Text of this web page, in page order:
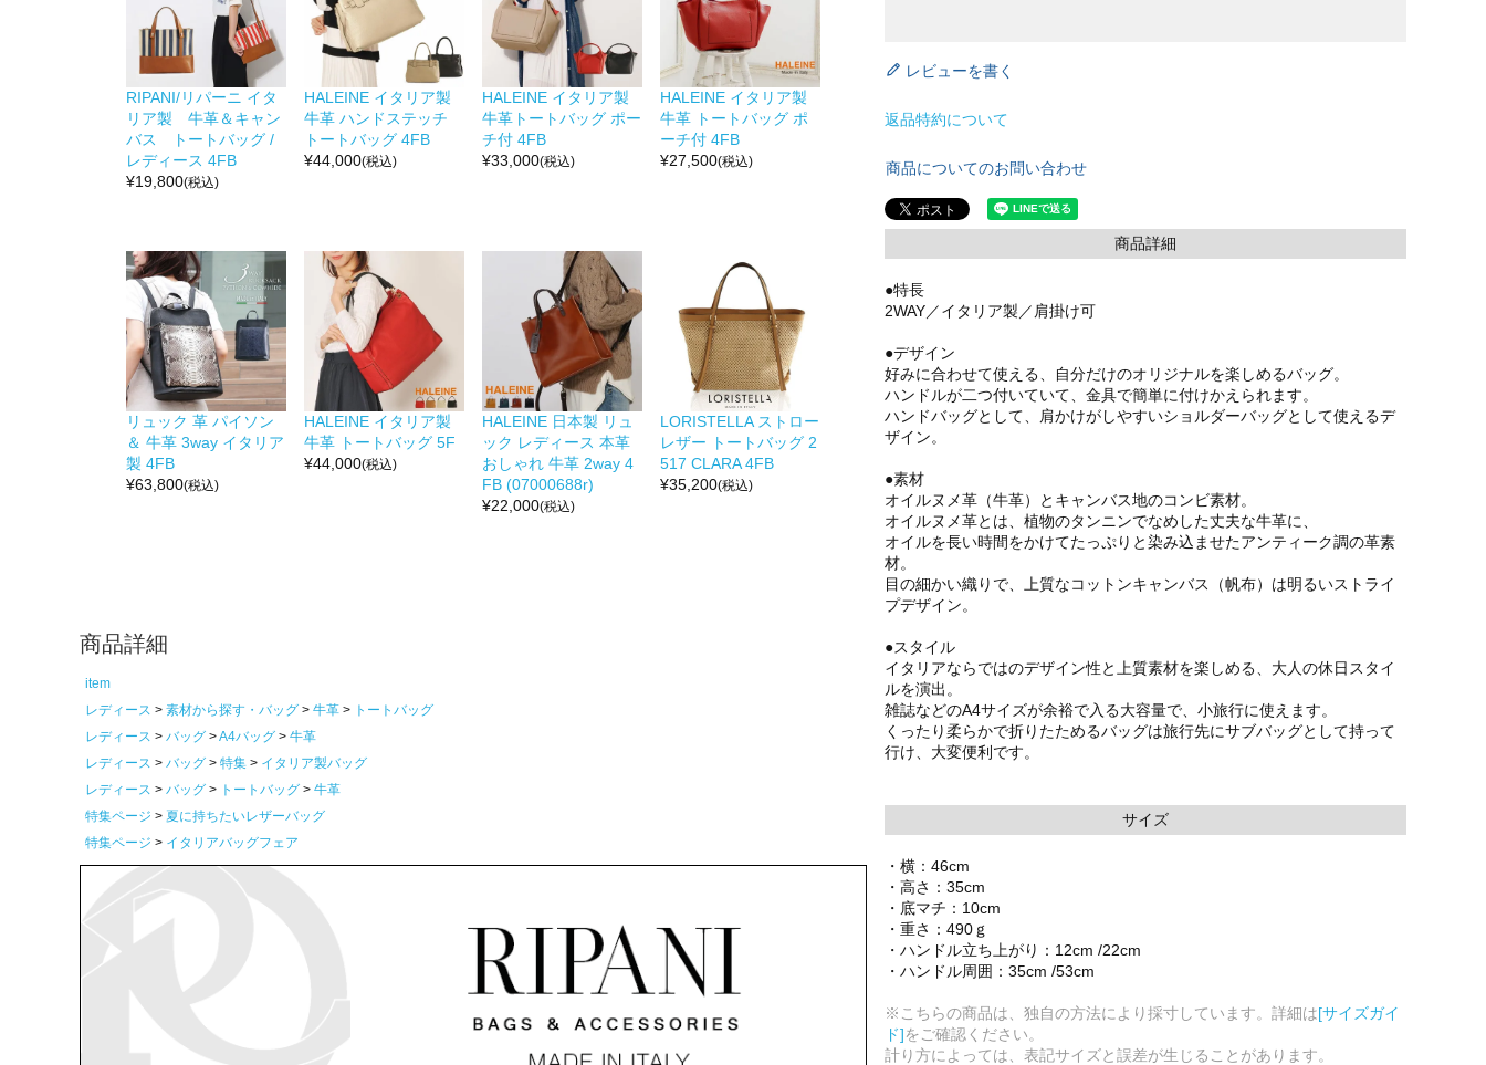
RIPANI/リパーニ イタ
リア製 牛革＆キャン
バス トートバッグ /
レディース 4FB
¥19,800(税込)
HALEINE イタリア製
牛革 ハンドステッチ
トートバッグ 4FB
¥44,000(税込)
HALEINE イタリア製
牛革トートバッグ ポー
チ付 4FB
¥33,000(税込)
HALEINE イタリア製
牛革 トートバッグ ポ
ーチ付 4FB
¥27,500(税込)
リュック 革 パイソン
＆ 牛革 3way イタリア
製 4FB
¥63,800(税込)
HALEINE イタリア製
牛革 トートバッグ 5F
¥44,000(税込)
HALEINE 日本製 リュ
ック レディース 本革
おしゃれ 牛革 2way 4
FB (07000688r)
¥22,000(税込)
LORISTELLA ストロー
レザー トートバッグ 2
517 CLARA 4FB
¥35,200(税込)
商品詳細
item
レディース
素材から探す・バッグ 牛革
トートバッグ
レディース
バッグ A4バッグ
牛革
レディース
バッグ 特集
イタリア製バッグ
レディース
バッグ トートバッグ
牛革
特集ページ
夏に持ちたいレザーバッグ
特集ページ
イタリアバッグフェア
レビューを書く
返品特約について
商品についてのお問い合わせ
商品詳細
●特長
2WAY／イタリア製／肩掛け可
●デザイン
好みに合わせて使える、自分だけのオリジナルを楽しめるバッグ。
ハンドルが二つ付いていて、金具で簡単に付けかえられます。
ハンドバッグとして、肩かけがしやすいショルダーバッグとして使えるデ
ザイン。
●素材
オイルヌメ革（牛革）とキャンバス地のコンビ素材。
オイルヌメ革とは、植物のタンニンでなめした丈夫な牛革に、
オイルを長い時間をかけてたっぷりと染み込ませたアンティーク調の革素
材。
目の細かい織りで、上質なコットンキャンバス（帆布）は明るいストライ
プデザイン。
●スタイル
イタリアならではのデザイン性と上質素材を楽しめる、大人の休日スタイ
ルを演出。
雑誌などのA4サイズが余裕で入る大容量で、小旅行に使えます。
くったり柔らかで折りたためるバッグは旅行先にサブバッグとして持って
行け、大変便利です。
サイズ
・横：46cm
・高さ：35cm
・底マチ：10cm
・重さ：490ｇ
・ハンドル立ち上がり：12cm /22cm
・ハンドル周囲：35cm /53cm
※こちらの商品は、独自の方法により採寸しています。詳細は[サイズガイ
ド]をご確認ください。
計り方によっては、表記サイズと誤差が生じることがあります。